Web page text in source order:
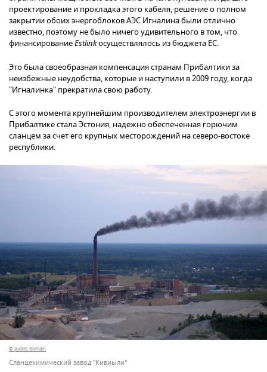
проектирование и прокладка этого кабеля, решение о полном
закрытии обоих энергоблоков АЭС Игналина были отлично
известно, поэтому не было ничего удивительного в том, что
финансированиеEstlinkосуществлялось из бюджета ЕС.
Это была своеобразная компенсация странам Прибалтики за
неизбежные неудобства, которые и наступили в 2009 году, когда
"Игналинка" прекратила свою работу.
С этого момента крупнейшим производителем электроэнергии в
Прибалтике стала Эстония, надежно обеспеченная горючим
сланцем за счет его крупных месторождений на северо-востоке
республики.
© public domain
Сланцехимический завод "Кивиыли"